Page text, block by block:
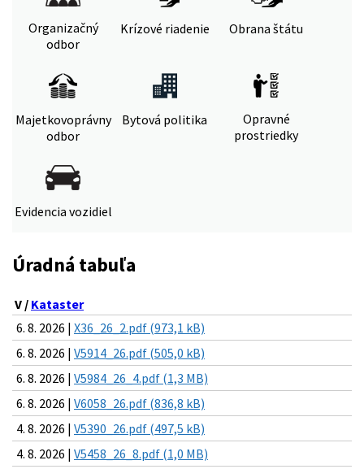
Organizačný
odbor
Krízové riadenie Obrana štátu
Majetkovoprávny
odbor
Bytová politika
Opravné
prostriedky
Evidencia vozidiel
Úradná tabuľa
V / Kataster
6. 8. 2026 | X36_26_2.pdf (973,1 kB)
6. 8. 2026 | V5914_26.pdf (505,0 kB)
6. 8. 2026 | V5984_26_4.pdf (1,3 MB)
6. 8. 2026 | V6058_26.pdf (836,8 kB)
4. 8. 2026 | V5390_26.pdf (497,5 kB)
4. 8. 2026 | V5458_26_8.pdf (1,0 MB)